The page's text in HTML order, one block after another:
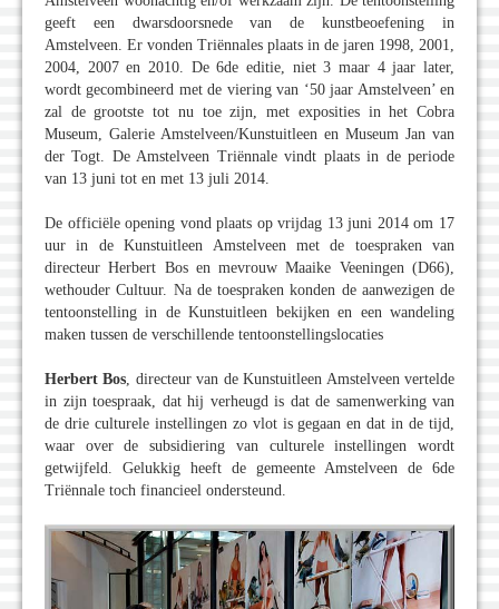
geeft een dwarsdoorsnede van de kunstbeoefening in
Amstelveen. Er vonden Triënnales plaats in de jaren 1998, 2001,
2004, 2007 en 2010. De 6de editie, niet 3 maar 4 jaar later,
wordt gecombineerd met de viering van ‘50 jaar Amstelveen’ en
zal de grootste tot nu toe zijn, met exposities in het Cobra
Museum, Galerie Amstelveen/Kunstuitleen en Museum Jan van
der Togt. De Amstelveen Triënnale vindt plaats in de periode
van 13 juni tot en met 13 juli 2014.
De officiële opening vond plaats op vrijdag 13 juni 2014 om 17
uur in de Kunstuitleen Amstelveen met de toespraken van
directeur Herbert Bos en mevrouw Maaike Veeningen (D66),
wethouder Cultuur. Na de toespraken konden de aanwezigen de
tentoonstelling in de Kunstuitleen bekijken en een wandeling
maken tussen de verschillende tentoonstellingslocaties
Herbert Bos , directeur van de Kunstuitleen Amstelveen vertelde
in zijn toespraak, dat hij verheugd is dat de samenwerking van
de drie culturele instellingen zo vlot is gegaan en dat in de tijd,
waar over de subsidiering van culturele instellingen wordt
getwijfeld. Gelukkig heeft de gemeente Amstelveen de 6de
Triënnale toch financieel ondersteund.